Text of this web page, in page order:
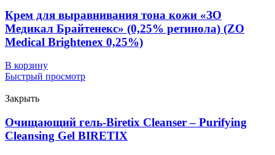
Крем для выравнивания тона кожи «ЗО
Медикал Брайтенекс» (0,25% ретинола) (ZO
Medical Brightenex 0,25%)
В корзину
Быстрый просмотр
Закрыть
Очищающий гель-Biretix Cleanser – Purifying
Cleansing Gel BIRETIX